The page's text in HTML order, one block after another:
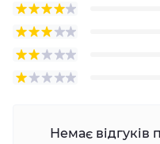
Немає відгуків